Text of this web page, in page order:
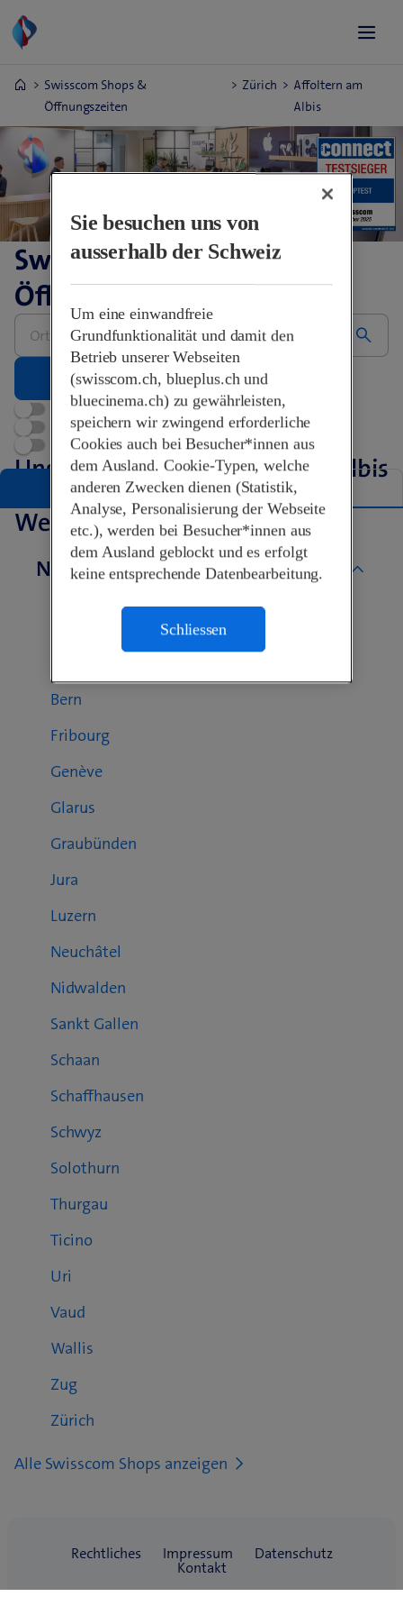
Swisscom Shops &
Öffnungszeiten
Zürich
Affoltern am
Albis
Swisscom Shops &
Öffnungszeiten
Bitte
Adresse
Jetzt geöffnet
Terminvereinbarung
Swisscom World Partner
Unsere Shops in Affoltern am Albis
Liste Karte
Weitere Swisscom Shops
Nach Kanton
Basel-Landschaft
Bern
Fribourg
Genève
Glarus
Graubünden
Jura
Luzern
Neuchâtel
Nidwalden
Sankt Gallen
Schaan
Schaffhausen
Schwyz
Solothurn
Thurgau
Ticino
Uri
Vaud
Wallis
Zug
Zürich
Alle Swisscom Shops anzeigen
Sie besuchen uns von
ausserhalb der Schweiz
Um eine einwandfreie
Grundfunktionalität und damit den
Betrieb unserer Webseiten
(swisscom.ch, blueplus.ch und
bluecinema.ch) zu gewährleisten,
speichern wir zwingend erforderliche
Cookies auch bei Besucher*innen aus
dem Ausland. Cookie-Typen, welche
anderen Zwecken dienen (Statistik,
Analyse, Personalisierung der Webseite
etc.), werden bei Besucher*innen aus
dem Ausland geblockt und es erfolgt
keine entsprechende Datenbearbeitung.
Schliessen